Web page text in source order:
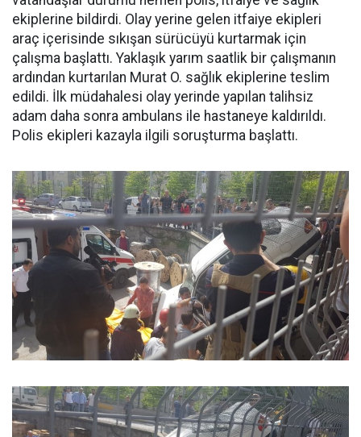
ekiplerine bildirdi. Olay yerine gelen itfaiye ekipleri
araç içerisinde sıkışan sürücüyü kurtarmak için
çalışma başlattı. Yaklaşık yarım saatlik bir çalışmanın
ardından kurtarılan Murat O. sağlık ekiplerine teslim
edildi. İlk müdahalesi olay yerinde yapılan talihsiz
adam daha sonra ambulans ile hastaneye kaldırıldı.
Polis ekipleri kazayla ilgili soruşturma başlattı.